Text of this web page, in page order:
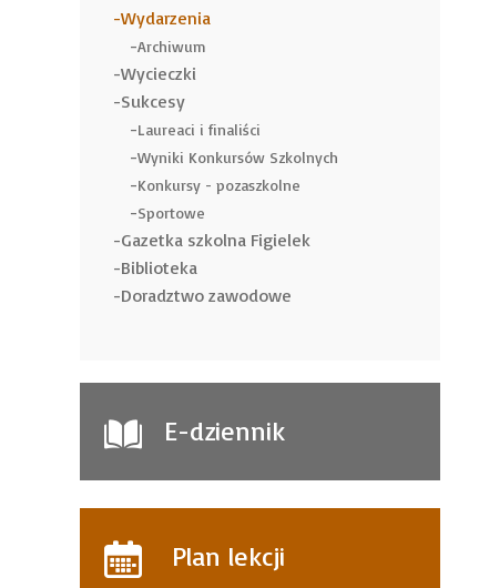
Wydarzenia
Archiwum
Wycieczki
Sukcesy
Laureaci i finaliści
Wyniki Konkursów Szkolnych
Konkursy - pozaszkolne
Sportowe
Gazetka szkolna Figielek
Biblioteka
Doradztwo zawodowe
E-dziennik
Plan lekcji